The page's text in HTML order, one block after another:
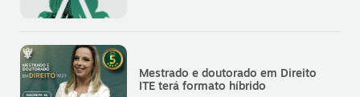
Mestrado e doutorado em Direito
ITE terá formato híbrido